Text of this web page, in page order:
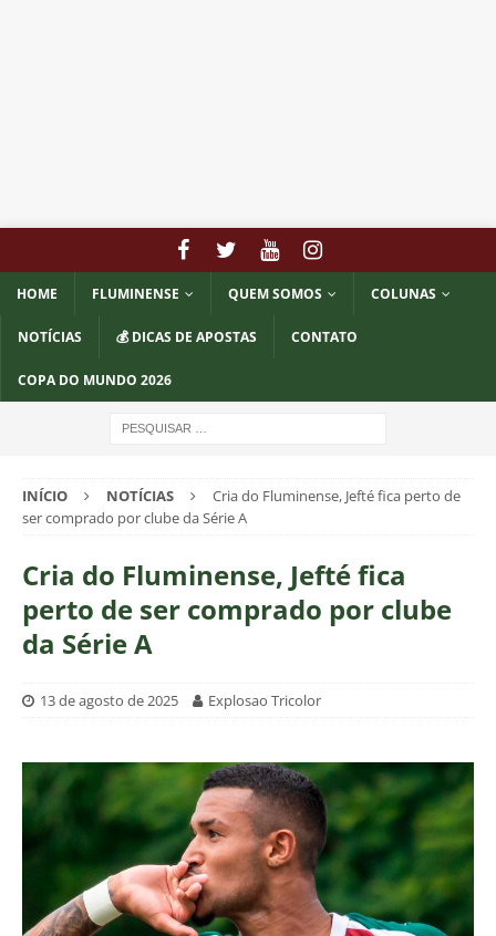
HOME FLUMINENSE QUEM SOMOS COLUNAS
NOTÍCIAS 💰 DICAS DE APOSTAS CONTATO
COPA DO MUNDO 2026
INÍCIO NOTÍCIAS
Cria do Fluminense, Jefté fica perto de
ser comprado por clube da Série A
Cria do Fluminense, Jefté fica
perto de ser comprado por clube
da Série A
13 de agosto de 2025 Explosao Tricolor